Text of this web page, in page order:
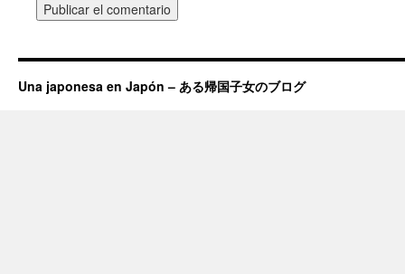
Una japonesa en Japón – ある帰国子女のブログ